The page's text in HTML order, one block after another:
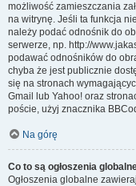
możliwość zamieszczania
na witrynę. Jeśli ta funkcja
należy podać odnośnik do
serwerze, np. http://
podawać odnośników do
chyba że jest publicznie
się na stronach
Gmail lub Yahoo! oraz
poście, użyj znacznika
Na górę
Co to są ogłoszenia
Ogłoszenia globalne